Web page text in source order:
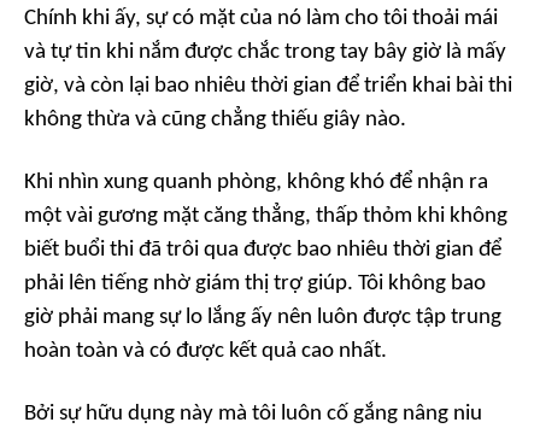
Chính khi ấy, sự có mặt của nó làm cho tôi thoải mái
và tự tin khi nắm được chắc trong tay bây giờ là mấy
giờ, và còn lại bao nhiêu thời gian để triển khai bài thi
không thừa và cũng chẳng thiếu giây nào.
Khi nhìn xung quanh phòng, không khó để nhận ra
một vài gương mặt căng thẳng, thấp thỏm khi không
biết buổi thi đã trôi qua được bao nhiêu thời gian để
phải lên tiếng nhờ giám thị trợ giúp. Tôi không bao
giờ phải mang sự lo lắng ấy nên luôn được tập trung
hoàn toàn và có được kết quả cao nhất.
Bởi sự hữu dụng này mà tôi luôn cố gắng nâng niu